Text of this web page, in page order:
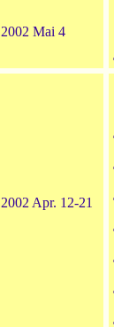
2002 Mai 4
2002 Apr. 12-21